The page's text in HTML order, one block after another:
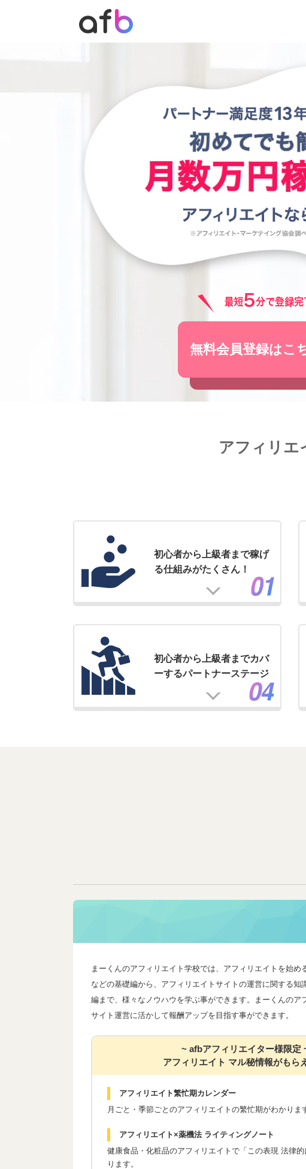
無料会員登録はこ
アフィリエ
初心者から上級者まで稼げ
る仕組みがたくさん！
初心者から上級者までカバ
ーするパートナーステージ
まーくんのアフィリエイト学校では、アフィリエイトを始め
などの基礎編から、アフィリエイトサイトの運営に関する知
編まで、様々なノウハウを学ぶ事ができます。まーくんのア
サイト運営に活かして報酬アップを目指す事ができます。
~ afbアフィリエイター様限定
アフィリエイト マル秘情報がもら
アフィリエイト繁忙期カレンダー
月ごと・季節ごとのアフィリエイトの繁忙期がわかりま
アフィリエイト×薬機法 ライティングノート
健康食品・化粧品のアフィリエイトで「この表現 法律
ります。